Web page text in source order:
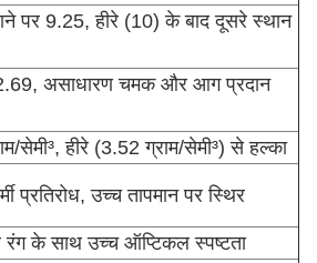
पर 9.25, हीरे (10) के बाद दूसरे स्थान
असाधारण चमक और आग प्रदान
सेमी³, हीरे (3.52 ग्राम/सेमी³) से हल्का
प्रतिरोध, उच्च तापमान पर स्थिर
रंग के साथ उच्च ऑप्टिकल स्पष्टता